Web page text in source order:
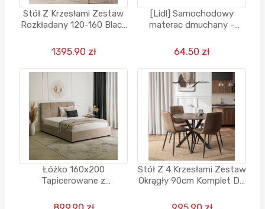
Stół Z Krzesłami Zestaw
Rozkładany 120-160 Black
1395.90 zł
[Lidl] Samochodowy
materac dmuchany -
64.50 zł
Łóżko 160x200
Tapicerowane z
Welur TINGA Black Red
Stół Z 4 Krzesłami Zestaw
Okrągły 90cm Komplet Do